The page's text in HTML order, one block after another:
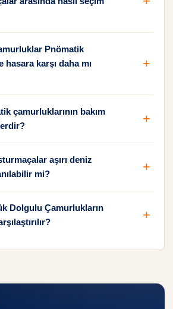
Pnömatik
karşı daha mı
çamurluklarının bakım
aşırı deniz
mi?
Dolgulu Çamurlukların